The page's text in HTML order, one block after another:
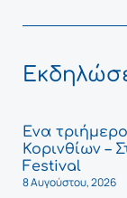
Ένα
Κορινθίων –
Festival
8 Αυγούστου, 2026